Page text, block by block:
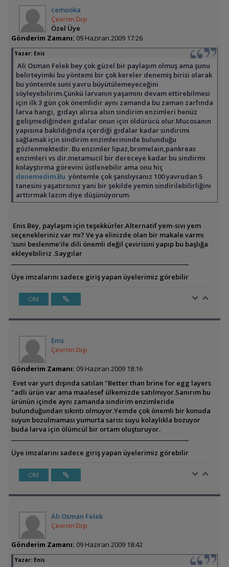
cemooka
Çevrim Dışı
Özel Üye
Gönderim Zamanı: 09 Haziran 2009 17:26
Yazar: Enis
Ali Osman Felek bey çok güzel bir paylaşım olmuş ama şunu
belirteyimki bu yöntemi bir çok kereler denemiş birisi olarak
bu yöntemle suni yavru büyütülemeyeceğini
söyleyebilirim.Çünkü larvanın yaşamını devam ettirebilmesi
için ilk 3 gün çok önemlidir aynı zamanda bu zaman zarfında
larva hangi, gıdayı alırsa alsın sindirim enzimleri henüz
gelişmediğinden gıdalar onun için öldürücü olur.Mucosanın
yapısına bakıldığında içerdiği gıdalar kadar sindirimi
sağlamak için sindirim enzimlerininde bulunduğu
gözlenmektedir. Bu enzimler lipaz,bromelain,pankreas
enzimleri vs dir.metamucil bir dereceye kadar bu sindirmi
kolayştırma görevini üstlenebilir ama onu hiç
denemedim.Bu yöntemle çok şanslıysanız 100 yavrudan 5
tanesini yaşatırsınız yani bir şekilde yemin sindirilebilirliğini
arttırmak lazım diye düşünüyorum.
Enis Bey, paylaşım için teşekkürler.Alternatif yem-sıvı yem
seçenekleriniz var mı? Ve ya elinizde olan bir makale varmı
'suni beslenme'ile dili önemli değil çevirisini yapıp bu başlığa
ekleyebiliriz .Saygılar
Üye imzalarını sadece giriş yapan üyelerimiz görebilir
ÖM
Enis
Çevrim Dışı
Gönderim Zamanı: 09 Haziran 2009 18:16
Evet var yurt dışında satılan "Better than brine for egg layers
"adlı ürün var ama maalesef ülkemizde satılmıyor.Sanırım bu
ürünün içinde aynı zamanda sindirim enzimleride
bulunduğundan sıkıntı olmuyor.Yemde çok önemli bir konuda
suyun bozulmaması yumurta sarısı suyu kolaylıkla bozuyor
buda larva için ölümcül bir ortam oluşturuyor.
Üye imzalarını sadece giriş yapan üyelerimiz görebilir
ÖM
Ali Osman Felek
Çevrim Dışı
Gönderim Zamanı: 09 Haziran 2009 18:42
Yazar: Enis